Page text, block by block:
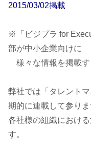
2015/03/02掲載
※「ビジプラ for
部が中小企業向けに
様々な情報を掲載す
弊社では「タレント
期的に連載して参りま
各社様の組織におけ
す。